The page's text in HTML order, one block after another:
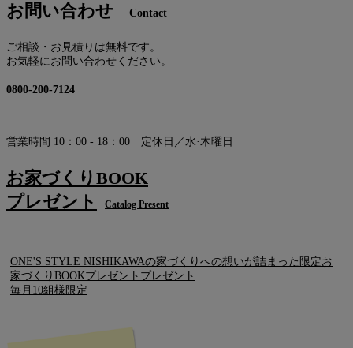
お問い合わせ Contact
ご相談・お見積りは無料です。
お気軽にお問い合わせください。
0800-200-7124
営業時間 10：00 - 18：00 定休日／水·木曜日
お家づくりBOOK
プレゼント
Catalog Present
ONE'S STYLE NISHIKAWAの家づくりへの想いが詰まった限定お
家づくりBOOKプレゼントプレゼント
毎月10組様限定